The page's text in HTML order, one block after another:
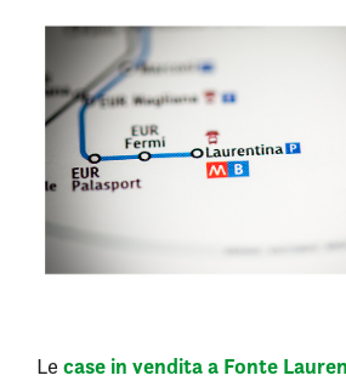
Le case in vendita a Fonte